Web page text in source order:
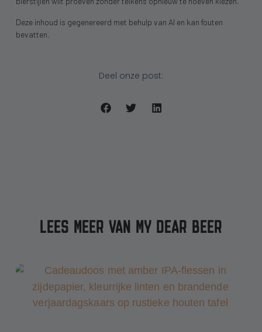
Deze inhoud is gegenereerd met behulp van AI en kan fouten
bevatten.
Deel onze post:
LEES MEER VAN MY DEAR BEER